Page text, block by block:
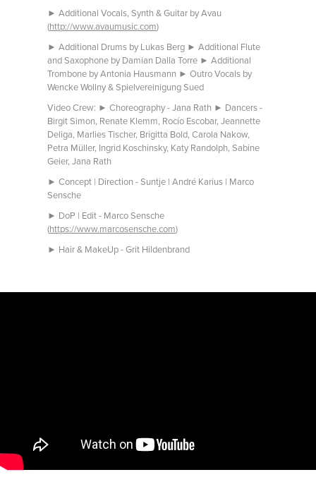
► Additional Vocals, Synth & Guitar by Avau
(http://www.avaumusic.com)
► Additional Drums by Lukas Berg ► Additional Flute
and Saxophone by Damian Dalla Torre ► Additional
Trombone by Antonia Hausmann ► Outro Vocals by
Wencke Wollny & Spielvereinigung Sued
Video Crew: ► Choreography - Jana Rath ► Dancers -
Birgit Simon, Renate Klemm, Rocío Escobar, Jeannette
Deliga, Marlies Tischer, Brigitta Bold, Carola Nakow,
Petra Müller, Ingrid Koschinsky, Katy Randolph, Sabine
Geier, Jana Rath
► Concept | Direction - Suntje | André Karius | Marco
Sensche
► DoP | Edit - Marco Sensche
(https://www.marcosensche.com)
► Hair & MakeUp - Grit Hildenbrand